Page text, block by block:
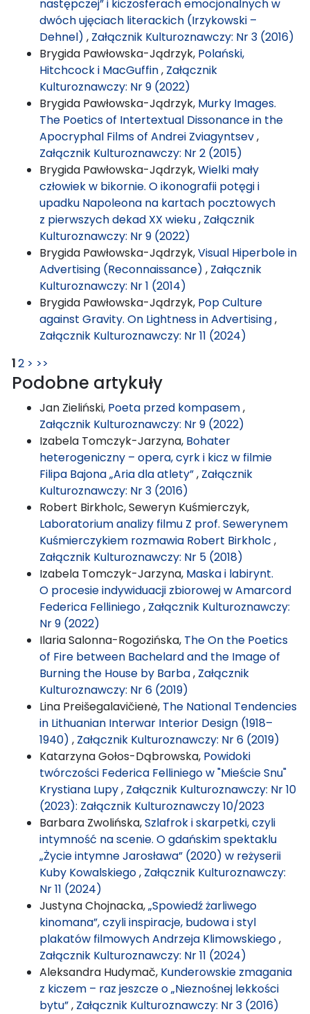
następczej” i kiczosferach emocjonalnych w
dwóch ujęciach literackich (Irzykowski –
Dehnel) , Załącznik Kulturoznawczy: Nr 3 (2016)
Brygida Pawłowska-Jądrzyk, Polański,
Hitchcock i MacGuffin, Załącznik
Kulturoznawczy: Nr 9 (2022)
Brygida Pawłowska-Jądrzyk, Murky Images.
The Poetics of Intertextual Dissonance in the
Apocryphal Films of Andrei Zviagyntsev,
Załącznik Kulturoznawczy: Nr 2 (2015)
Brygida Pawłowska-Jądrzyk,Wielki mały
człowiek w bikornie. O ikonografii potęgi i
upadku Napoleona na kartach pocztowych
z pierwszych dekad XX wieku, Załącznik
Kulturoznawczy: Nr 9 (2022)
Brygida Pawłowska-Jądrzyk,Visual Hiperbole in
Advertising (Reconnaissance) , Załącznik
Kulturoznawczy: Nr 1 (2014)
Brygida Pawłowska-Jądrzyk, Pop Culture
against Gravity. On Lightness in Advertising,
Załącznik Kulturoznawczy: Nr 11 (2024)
12 > >>
Podobne artykuły
Jan Zieliński, Poeta przed kompasem,
Załącznik Kulturoznawczy: Nr 9 (2022)
Izabela Tomczyk-Jarzyna, Bohater
heterogeniczny – opera, cyrk i kicz w filmie
Filipa Bajona „Aria dla atlety”, Załącznik
Kulturoznawczy: Nr 3 (2016)
Robert Birkholc, Seweryn Kuśmierczyk,
Laboratorium analizy filmu Z prof. Sewerynem
Kuśmierczykiem rozmawia Robert Birkholc ,
Załącznik Kulturoznawczy: Nr 5 (2018)
Izabela Tomczyk-Jarzyna, Maska i labirynt.
O procesie indywiduacji zbiorowej w Amarcord
Federica Felliniego, Załącznik Kulturoznawczy:
Nr 9 (2022)
Ilaria Salonna-Rogozińska, The On the Poetics
of Fire between Bachelard and the Image of
Burning the House by Barba, Załącznik
Kulturoznawczy: Nr 6 (2019)
Lina Preišegalavičienė, The National Tendencies
in Lithuanian Interwar Interior Design (1918–
1940) , Załącznik Kulturoznawczy: Nr 6 (2019)
Katarzyna Gołos-Dąbrowska, Powidoki
twórczości Federica Felliniego w "Mieście Snu"
Krystiana Lupy, Załącznik Kulturoznawczy: Nr 10
(2023): Załącznik Kulturoznawczy 10/2023
Barbara Zwolińska,Szlafrok i skarpetki, czyli
intymność na scenie. O gdańskim spektaklu
„Życie intymne Jarosława” (2020) w reżyserii
Kuby Kowalskiego, Załącznik Kulturoznawczy:
Nr 11 (2024)
Justyna Chojnacka,„Spowiedź żarliwego
kinomana”, czyli inspiracje, budowa i styl
plakatów filmowych Andrzeja Klimowskiego,
Załącznik Kulturoznawczy: Nr 11 (2024)
Aleksandra Hudymač, Kunderowskie zmagania
z kiczem – raz jeszcze o „Nieznośnej lekkości
bytu”, Załącznik Kulturoznawczy: Nr 3 (2016)